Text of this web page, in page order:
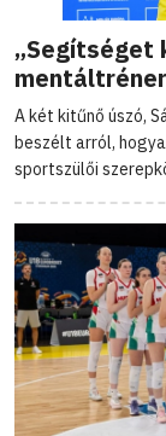
„Segítséget
mentáltréner
A két kitűnő úszó,
beszélt arról,
sportszülői